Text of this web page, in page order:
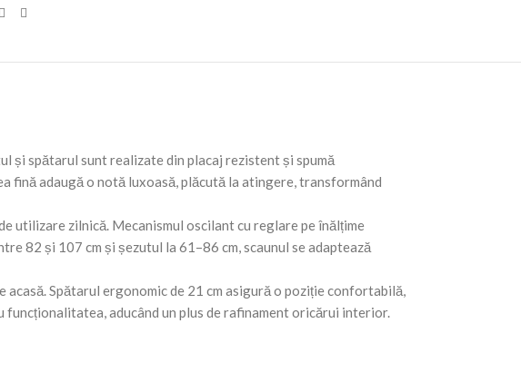
și spătarul sunt realizate din placaj rezistent și spumă
adaugă o notă luxoasă, plăcută la atingere, transformând
utilizare zilnică. Mecanismul oscilant cu reglare pe înălțime
82 și 107 cm și șezutul la 61–86 cm, scaunul se adaptează
Spătarul ergonomic de 21 cm asigură o poziție confortabilă,
aducând un plus de rafinament oricărui interior.